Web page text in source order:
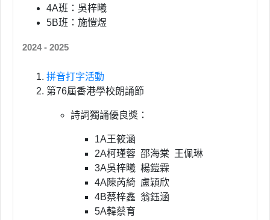
4A班：吳梓曦
5B班：施愷煜
2024 - 2025
拼音打字活動
第76屆香港學校朗誦節
詩詞獨誦優良獎：
1A王筱涵
2A柯瑾蓉 邵海棠
王佩琳
3A吳梓曦 楊鎧霖
4A陳芮綺 盧穎欣
4B蔡梓鑫 翁鈺涵
5A韓蔡育